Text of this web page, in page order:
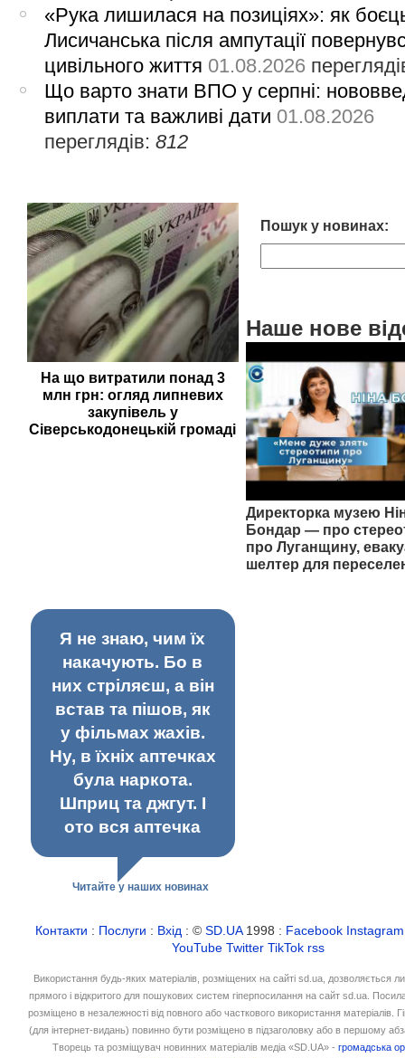
«Рука лишилася на позиціях»: як
Лисичанська після ампутації
цивільного життя 01.08.2026
Що варто знати ВПО у серпні:
виплати та важливі дати 01.08.2026
переглядів:812
На що витратили понад 3
млн грн: огляд липневих
закупівель у
Сіверськодонецькій громаді
Пошук у новинах:
Наше нове
Директорка музею
Бондар — про
про Луганщину,
шелтер для
Я не знаю, чим їх
накачують. Бо в
них стріляєш, а він
встав та пішов, як
у фільмах жахів.
Ну, в їхніх аптечках
була наркота.
Шприц та джгут. І
ото вся аптечка
Читайте у наших новинах
Контакти : Послуги : Вхід : ©SD.UA1998 : Facebook Instagram
YouTube Twitter TikTok rss
Використання будь-яких матеріалів, розміщених на сайті sd.ua, дозволяється
прямого і відкритого для пошукових систем гіперпосилання на сайт sd.ua.
розміщено в незалежності від повного або часткового використання матеріалів.
(для інтернет-видань) повинно бути розміщено в підзаголовку або в першому
Творець та розміщувач новинних матеріалів медіа «SD.UA» -громадська